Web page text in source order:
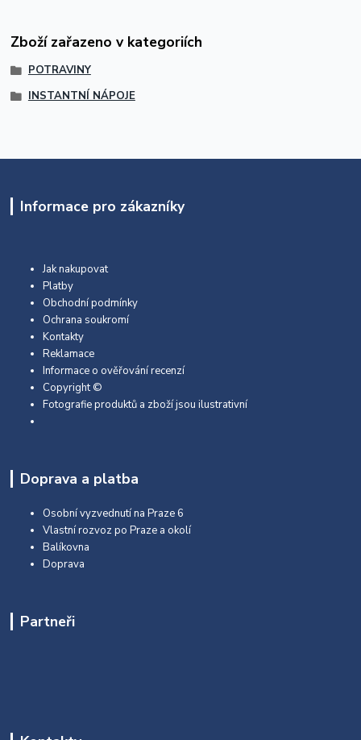
Zboží zařazeno v kategoriích
POTRAVINY
INSTANTNÍ NÁPOJE
Informace pro zákazníky
Jak nakupovat
Platby
Obchodní podmínky
Ochrana soukromí
Kontakty
Reklamace
Informace o ověřování recenzí
Copyright ©
Fotografie produktů a zboží jsou ilustrativní
Doprava a platba
Osobní vyzvednutí na Praze 6
Vlastní rozvoz po Praze a okolí
Balíkovna
Doprava
Partneři